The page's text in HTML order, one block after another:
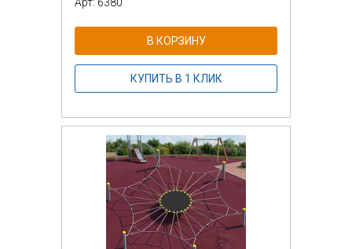
В КОРЗИНУ
КУПИТЬ В 1 КЛИК